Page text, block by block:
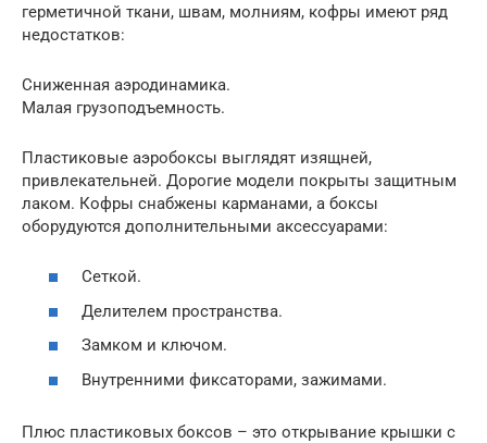
герметичной ткани, швам, молниям, кофры имеют ряд
недостатков:
Сниженная аэродинамика.
Малая грузоподъемность.
Пластиковые аэробоксы выглядят изящней,
привлекательней. Дорогие модели покрыты защитным
лаком. Кофры снабжены карманами, а боксы
оборудуются дополнительными аксессуарами:
Сеткой.
Делителем пространства.
Замком и ключом.
Внутренними фиксаторами, зажимами.
Плюс пластиковых боксов – это открывание крышки с